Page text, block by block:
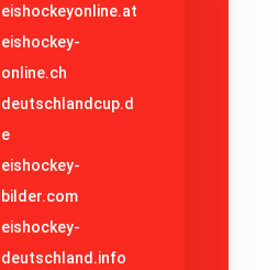
eishockeyonline.at
eishockey-
online.ch
deutschlandcup.d
e
eishockey-
bilder.com
eishockey-
deutschland.info